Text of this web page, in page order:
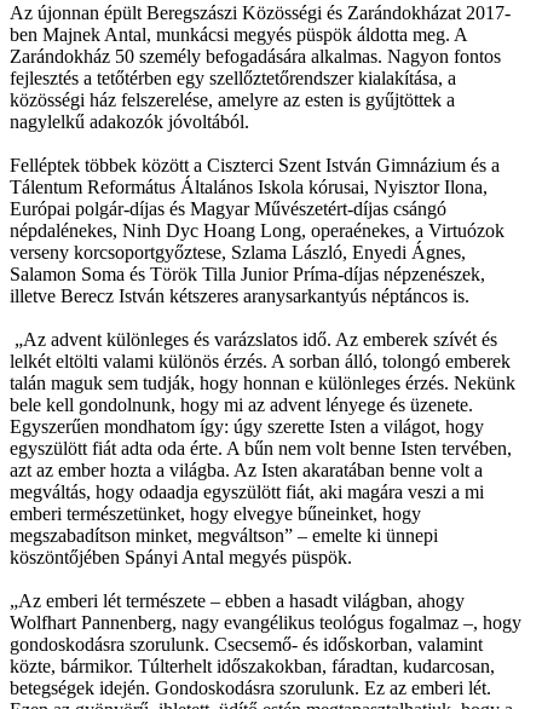
Az újonnan épült Beregszászi Közösségi és Zarándokházat 2017-
ben Majnek Antal, munkácsi megyés püspök áldotta meg. A
Zarándokház 50 személy befogadására alkalmas. Nagyon fontos
fejlesztés a tetőtérben egy szellőztetőrendszer kialakítása, a
közösségi ház felszerelése, amelyre az esten is gyűjtöttek a
nagylelkű adakozók jóvoltából.
Felléptek többek között a Ciszterci Szent István Gimnázium és a
Tálentum Református Általános Iskola kórusai, Nyisztor Ilona,
Európai polgár-díjas és Magyar Művészetért-díjas csángó
népdalénekes, Ninh Dyc Hoang Long, operaénekes, a Virtuózok
verseny korcsoportgyőztese, Szlama László, Enyedi Ágnes,
Salamon Soma és Török Tilla Junior Príma-díjas népzenészek,
illetve Berecz István kétszeres aranysarkantyús néptáncos is.
„Az advent különleges és varázslatos idő. Az emberek szívét és
lelkét eltölti valami különös érzés. A sorban álló, tolongó emberek
talán maguk sem tudják, hogy honnan e különleges érzés. Nekünk
bele kell gondolnunk, hogy mi az advent lényege és üzenete.
Egyszerűen mondhatom így: úgy szerette Isten a világot, hogy
egyszülött fiát adta oda érte. A bűn nem volt benne Isten tervében,
azt az ember hozta a világba. Az Isten akaratában benne volt a
megváltás, hogy odaadja egyszülött fiát, aki magára veszi a mi
emberi természetünket, hogy elvegye bűneinket, hogy
megszabadítson minket, megváltson” – emelte ki ünnepi
köszöntőjében Spányi Antal megyés püspök.
„Az emberi lét természete – ebben a hasadt világban, ahogy
Wolfhart Pannenberg, nagy evangélikus teológus fogalmaz –, hogy
gondoskodásra szorulunk. Csecsemő- és időskorban, valamint
közte, bármikor. Túlterhelt időszakokban, fáradtan, kudarcosan,
betegségek idején. Gondoskodásra szorulunk. Ez az emberi lét.